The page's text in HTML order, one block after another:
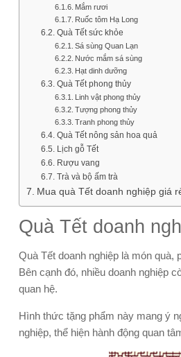
Mắm rươi
Ruốc tôm Hạ Long
Quà Tết sức khỏe
Sá sùng Quan Lạn
Nước mắm sá sùng
Hạt dinh dưỡng
Quà Tết phong thủy
Linh vật phong thủy
Tượng phong thủy
Tranh phong thủy
Quà Tết nông sản hoa quả
Lịch gỗ Tết
Rượu vang
Trà và bộ ấm trà
Mua quà Tết doanh nghiệp giá
Quà Tết doanh
Quà Tết doanh nghiệp là món
Bên cạnh đó, nhiều doanh nghiệp
quan hệ.
Hình thức tặng phẩm này mang ý
nghiệp, thể hiện hành động quan